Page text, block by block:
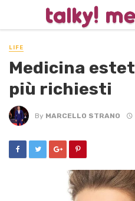
LIFE
Medicina
più richiesti
By MARCELLO STRANO